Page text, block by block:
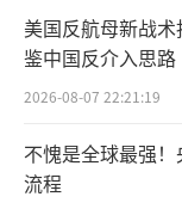
美国反航母新战
鉴中国反介入思路
2026-08-07 22:21:19
不愧是全球最强
流程